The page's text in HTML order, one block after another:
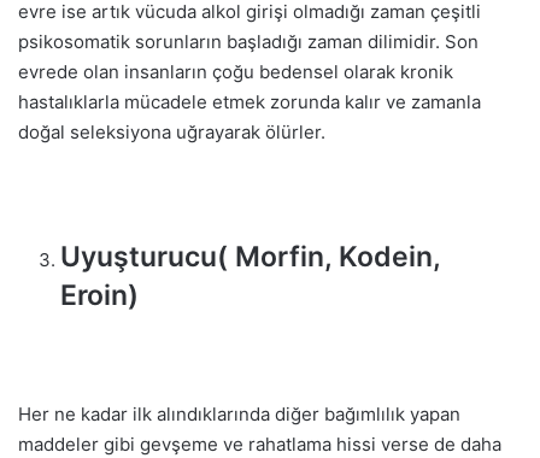
evre ise artık vücuda alkol girişi olmadığı zaman çeşitli
psikosomatik sorunların başladığı zaman dilimidir. Son
evrede olan insanların çoğu bedensel olarak kronik
hastalıklarla mücadele etmek zorunda kalır ve zamanla
doğal seleksiyona uğrayarak ölürler.
Uyuşturucu( Morfin, Kodein,
Eroin)
Her ne kadar ilk alındıklarında diğer bağımlılık yapan
maddeler gibi gevşeme ve rahatlama hissi verse de daha